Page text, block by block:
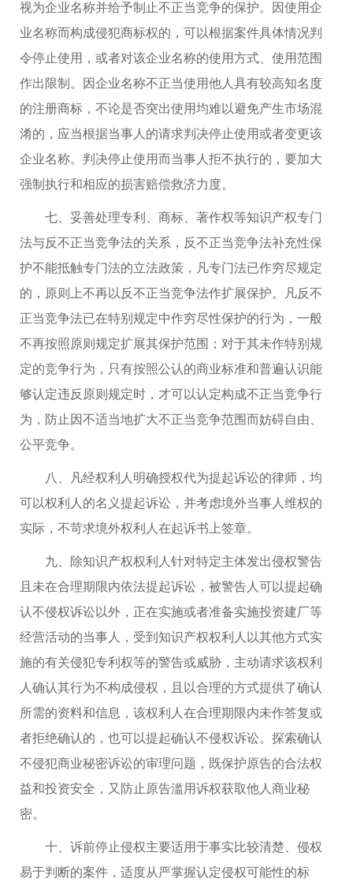
视为企业名称并给予制止不正当竞争的保护。因使用企
业名称而构成侵犯商标权的，可以根据案件具体情况判
令停止使用，或者对该企业名称的使用方式、使用范围
作出限制。因企业名称不正当使用他人具有较高知名度
的注册商标，不论是否突出使用均难以避免产生市场混
淆的，应当根据当事人的请求判决停止使用或者变更该
企业名称。判决停止使用而当事人拒不执行的，要加大
强制执行和相应的损害赔偿救济力度。
七、妥善处理专利、商标、著作权等知识产权专门
法与反不正当竞争法的关系，反不正当竞争法补充性保
护不能抵触专门法的立法政策，凡专门法已作穷尽规定
的，原则上不再以反不正当竞争法作扩展保护。凡反不
正当竞争法已在特别规定中作穷尽性保护的行为，一般
不再按照原则规定扩展其保护范围；对于其未作特别规
定的竞争行为，只有按照公认的商业标准和普遍认识能
够认定违反原则规定时，才可以认定构成不正当竞争行
为，防止因不适当地扩大不正当竞争范围而妨碍自由、
公平竞争。
八、凡经权利人明确授权代为提起诉讼的律师，均
可以权利人的名义提起诉讼，并考虑境外当事人维权的
实际，不苛求境外权利人在起诉书上签章。
九、除知识产权权利人针对特定主体发出侵权警告
且未在合理期限内依法提起诉讼，被警告人可以提起确
认不侵权诉讼以外，正在实施或者准备实施投资建厂等
经营活动的当事人，受到知识产权权利人以其他方式实
施的有关侵犯专利权等的警告或威胁，主动请求该权利
人确认其行为不构成侵权，且以合理的方式提供了确认
所需的资料和信息，该权利人在合理期限内未作答复或
者拒绝确认的，也可以提起确认不侵权诉讼。探索确认
不侵犯商业秘密诉讼的审理问题，既保护原告的合法权
益和投资安全，又防止原告滥用诉权获取他人商业秘
密。
十、诉前停止侵权主要适用于事实比较清楚、侵权
易于判断的案件，适度从严掌握认定侵权可能性的标